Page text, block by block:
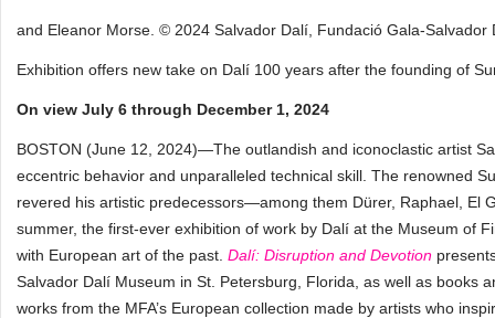
and Eleanor Morse. © 2024 Salvador Dalí, Fundació Gala-Salvador
Exhibition offers new take on Dalí 100 years after the founding of
On view July 6 through December 1, 2024
BOSTON (June 12, 2024)—The outlandish and iconoclastic artist
eccentric behavior and unparalleled technical skill. The renowned
revered his artistic predecessors—among them Dürer, Raphael, El
summer, the first-ever exhibition of work by Dalí at the Museum of
with European art of the past. Dalí: Disruption and Devotion
Salvador Dalí Museum in St. Petersburg, Florida, as well as books
works from the MFA’s European collection made by artists who